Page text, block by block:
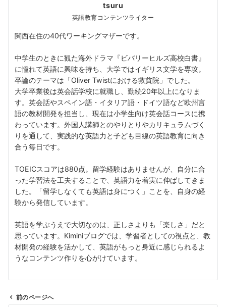
tsuru
英語教育コンテンツライター
関西在住の40代ワーキングマザーです。
中学生のときに観た海外ドラマ『ビバリーヒルズ高校白書』
に憧れて英語に興味を持ち、大学ではイギリス文学を専攻。
卒論のテーマは「Oliver Twistにおける救貧院」でした。
大学卒業後は英会話学校に就職し、勤続20年以上になりま
す。英会話やスペイン語・イタリア語・ドイツ語など欧州言
語の教材開発を担当し、現在は小学生向け英会話コースに携
わっています。外国人講師とのやりとりやカリキュラムづく
りを通して、実践的な英語力と子ども目線の英語教育に向き
合う毎日です。
TOEICスコアは880点。留学経験はありませんが、自分に合
った学習法を工夫することで、英語力を着実に伸ばしてきま
した。「留学しなくても英語は身につく」ことを、自身の経
験から発信しています。
英語を学ぶうえで大切なのは、正しさよりも「楽しさ」だと
思っています。Kiminiブログでは、学習者としての視点と、教
材開発の経験を活かして、英語がもっと身近に感じられるよ
うなコンテンツ作りを心がけています。
前のページへ